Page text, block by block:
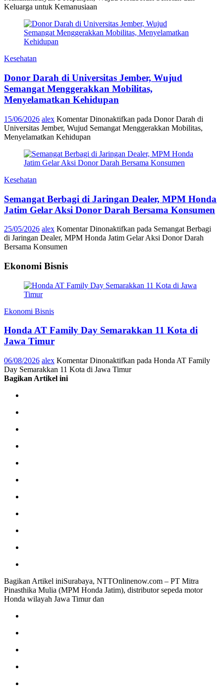
Keluarga untuk Kemanusiaan
Kesehatan
Donor Darah di Universitas Jember, Wujud
Semangat Menggerakkan Mobilitas,
Menyelamatkan Kehidupan
15/06/2026 alex Komentar Dinonaktifkan pada Donor Darah di
Universitas Jember, Wujud Semangat Menggerakkan Mobilitas,
Menyelamatkan Kehidupan
Kesehatan
Semangat Berbagi di Jaringan Dealer, MPM Honda
Jatim Gelar Aksi Donor Darah Bersama Konsumen
25/05/2026 alex Komentar Dinonaktifkan pada Semangat Berbagi
di Jaringan Dealer, MPM Honda Jatim Gelar Aksi Donor Darah
Bersama Konsumen
Ekonomi Bisnis
Ekonomi Bisnis
Honda AT Family Day Semarakkan 11 Kota di
Jawa Timur
06/08/2026 alex Komentar Dinonaktifkan pada Honda AT Family
Day Semarakkan 11 Kota di Jawa Timur
Bagikan Artikel ini
Bagikan Artikel iniSurabaya, NTTOnlinenow.com – PT Mitra
Pinasthika Mulia (MPM Honda Jatim), distributor sepeda motor
Honda wilayah Jawa Timur dan